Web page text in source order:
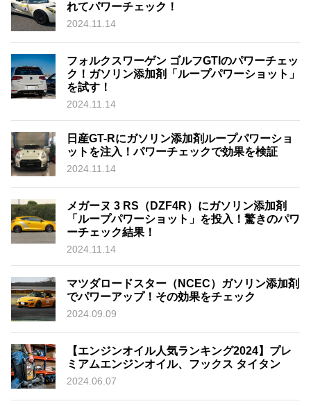
れてパワーチェック！
2024.11.14
フォルクスワーゲン ゴルフGTIのパワーチェッ
ク！ガソリン添加剤「ループパワーショット」
を試す！
2024.11.14
日産GT-Rにガソリン添加剤ループパワーショ
ットを注入！パワーチェックで効果を検証
2024.11.14
メガーヌ 3 RS（DZF4R）にガソリン添加剤
「ループパワーショット」を投入！驚きのパワ
ーチェック結果！
2024.11.14
マツダロードスター（NCEC）ガソリン添加剤
でパワーアップ！その効果をチェック
2024.09.09
【エンジンオイル人気ランキング2024】プレ
ミアムエンジンオイル、フックス タイタン
2024.06.07